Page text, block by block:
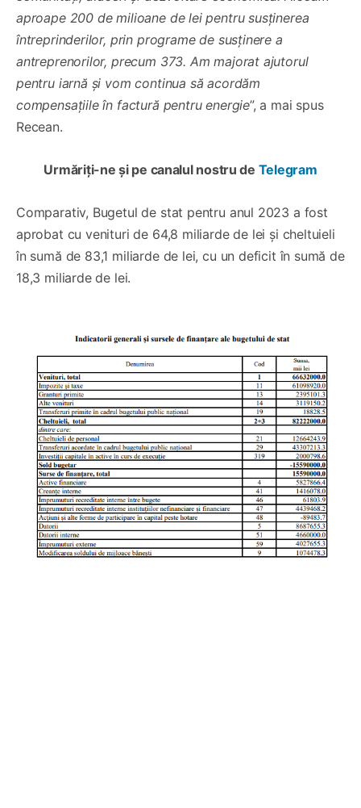
aproape 200 de milioane de lei pentru susținerea
întreprinderilor, prin programe de susținere a
antreprenorilor, precum 373. Am majorat ajutorul
pentru iarnă și vom continua să acordăm
compensațiile în factură pentru energie”, a mai spus
Recean.
Urmăriți-ne și pe canalul nostru de Telegram
Comparativ, Bugetul de stat pentru anul 2023 a fost
aprobat cu venituri de 64,8 miliarde de lei și cheltuieli
în sumă de 83,1 miliarde de lei, cu un deficit în sumă de
18,3 miliarde de lei.